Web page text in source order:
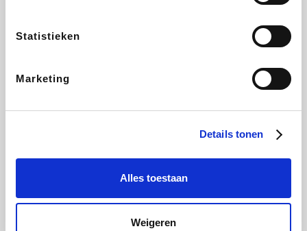
Statistieken
Marketing
Details tonen
Alles toestaan
Weigeren
CheapTickets.be DeubaXXL
Samsung Delonghi Tennis Point My Jewellery